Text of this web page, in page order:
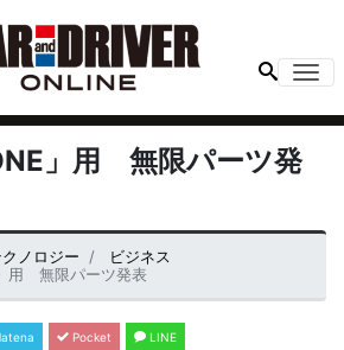
」用 無限パーツ発
ノロジー
ビジネス
用 無限パーツ発表
Pocket LINE